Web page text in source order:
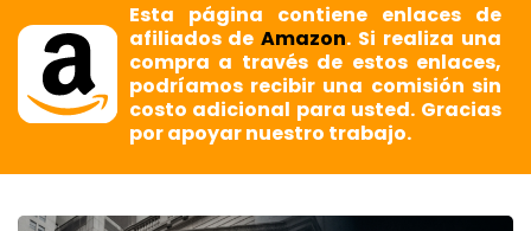
Esta página contiene enlaces de
afiliados deAmazon. Si realiza una
compra a través de estos enlaces,
podríamos recibir una comisión sin
costo adicional para usted. Gracias
por apoyar nuestro trabajo.